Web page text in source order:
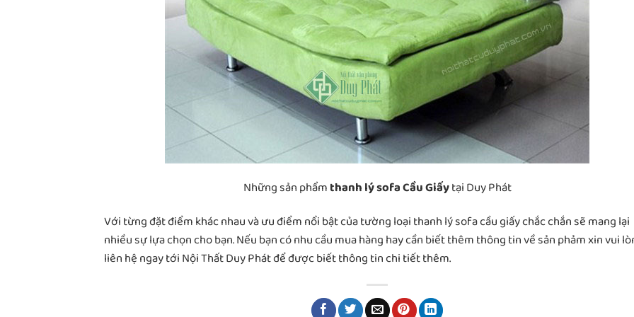
Những sản phẩmthanh lý sofa Cầu Giấytại Duy Phát
Với từng đặt điểm khác nhau và ưu điểm nổi bật của tường loại thanh lý sofa cầu giấy chắc chắn sẽ mang lại
nhiều sự lựa chọn cho bạn. Nếu bạn có nhu cầu mua hàng hay cần biết thêm thông tin về sản phảm xin vui
liên hệ ngay tới Nội Thất Duy Phát để được biết thông tin chi tiết thêm.